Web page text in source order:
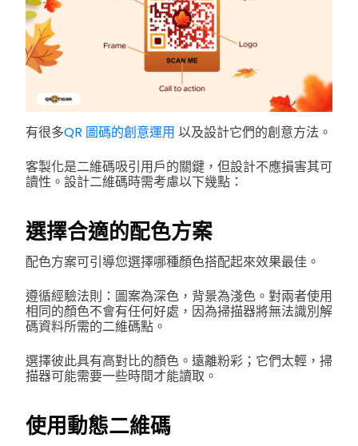
有很多QR 圖碼的創意運用 以及設計它們的創意方法。
客製化是二維碼吸引用戶的關鍵，但設計不應損害其可
讀性。設計二維碼時需考慮以下幾點：
選擇合適的配色方案
配色方案可引導您選擇哪種顏色搭配起來效果最佳。
遵循經驗法則：圖案為深色，背景為淺色。對兩者使用
相同的顏色不會有任何好處，因為掃描器將無法識別解
碼資料所需的二維碼點。
選擇彼此具有高對比的顏色。遠離粉彩；它們太輕，掃
描器可能需要一些時間才能讀取。
使用動態二維碼